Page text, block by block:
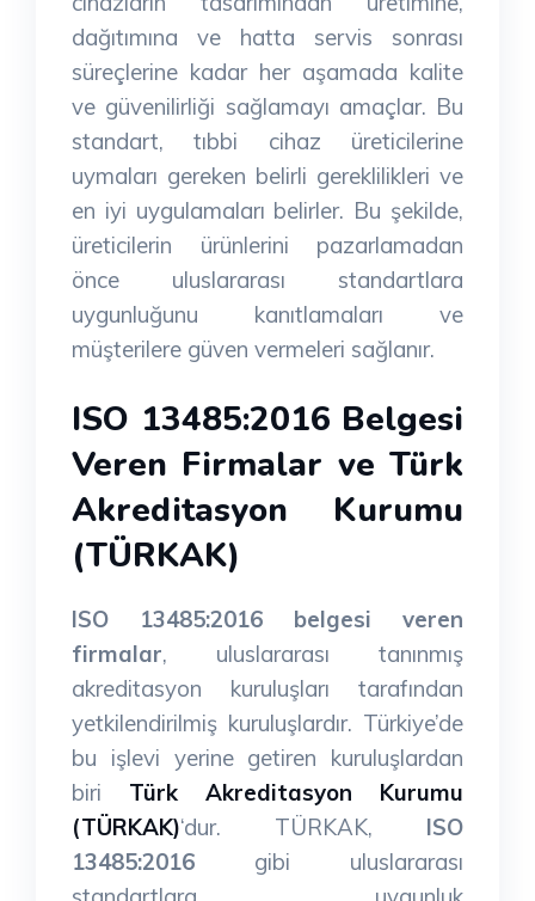
dağıtımına ve hatta servis sonrası
süreçlerine kadar her aşamada kalite
ve güvenilirliği sağlamayı amaçlar. Bu
standart, tıbbi cihaz üreticilerine
uymaları gereken belirli gereklilikleri ve
en iyi uygulamaları belirler. Bu şekilde,
üreticilerin ürünlerini pazarlamadan
önce uluslararası standartlara
uygunluğunu kanıtlamaları ve
müşterilere güven vermeleri sağlanır.
ISO 13485:2016 Belgesi
Veren Firmalar ve Türk
Akreditasyon Kurumu
(TÜRKAK)
ISO 13485:2016 belgesi veren
firmalar, uluslararası tanınmış
akreditasyon kuruluşları tarafından
yetkilendirilmiş kuruluşlardır. Türkiye’de
bu işlevi yerine getiren kuruluşlardan
biri Türk Akreditasyon Kurumu
(TÜRKAK)‘dur. TÜRKAK, ISO
13485:2016 gibi uluslararası